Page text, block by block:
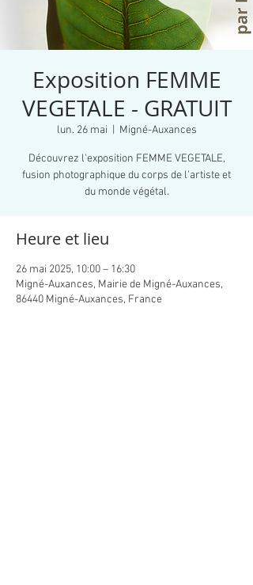
Exposition FEMME
VEGETALE - GRATUIT
lun. 26 mai Migné-Auxances
Découvrez l'exposition FEMME VEGETALE,
fusion photographique du corps de l'artiste et
du monde végétal.
Heure et lieu
26 mai 2025, 10:00 – 16:30
Migné-Auxances, Mairie de Migné-Auxances,
86440 Migné-Auxances, France